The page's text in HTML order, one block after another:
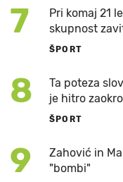
7
Pri komaj 21
skupnost
ŠPORT
8
Ta poteza
je hitro
ŠPORT
9
Zahović in
"bombi"